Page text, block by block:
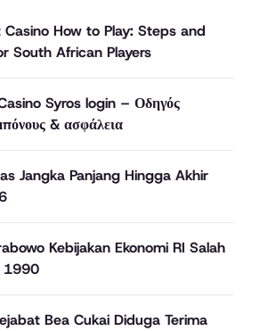
How to Play: Steps and
South African Players
Syros login – Οδηγός
& ασφάλεια
Jangka Panjang Hingga Akhir
Kebijakan Ekonomi RI Salah
1990
Bea Cukai Diduga Terima